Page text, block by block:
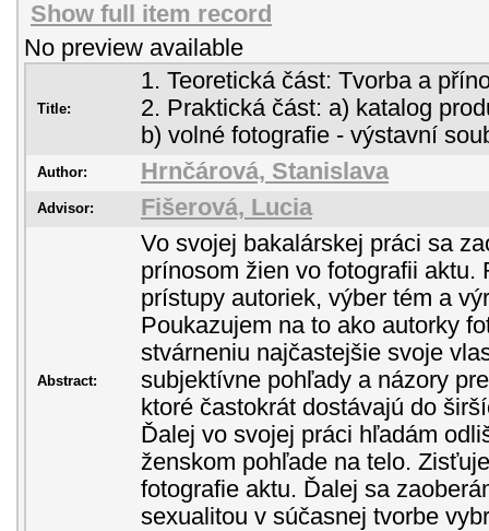
Show full item record
No preview available
Title:
1. Teoretická část: Tvorba a
2. Praktická část: a) katalog
b) volné fotografie - výstavní
Author: Hrnčárová, Stanislava
Advisor: Fišerová, Lucia
Abstract:
Vo svojej bakalárskej práci sa
prínosom žien vo fotografii aktu.
prístupy autoriek, výber tém a
Poukazujem na to ako autorky
stvárneniu najčastejšie svoje
subjektívne pohľady a názory
ktoré častokrát dostávajú do
Ďalej vo svojej práci hľadám
ženskom pohľade na telo.
fotografie aktu. Ďalej sa
sexualitou v súčasnej tvorbe